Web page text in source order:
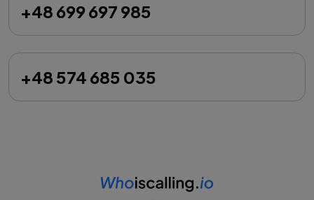
+48 699 697 985
+48 574 685 035